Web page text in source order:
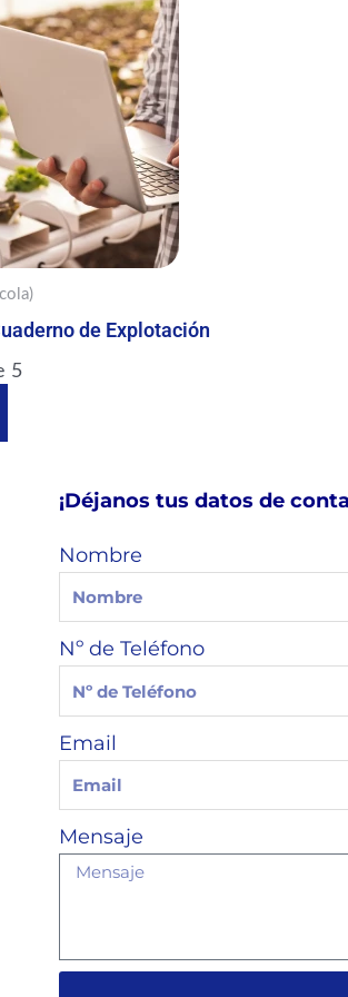
de Explotación
5
¡Déjanos tus datos de
Nombre
Nº de Teléfono
Email
Mensaje